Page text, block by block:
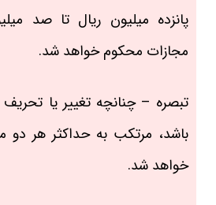
پانزده میلیون ریال تا صد
مجازات محکوم خواهد شد.
تبصره – چنانچه تغییر یا
باشد، مرتکب به حداکثر هر دو
خواهد شد.